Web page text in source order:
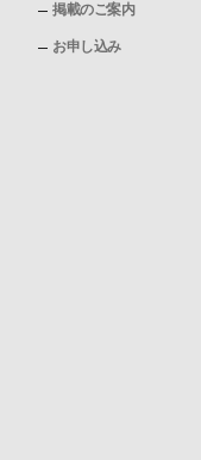
掲載のご案内
お申し込み